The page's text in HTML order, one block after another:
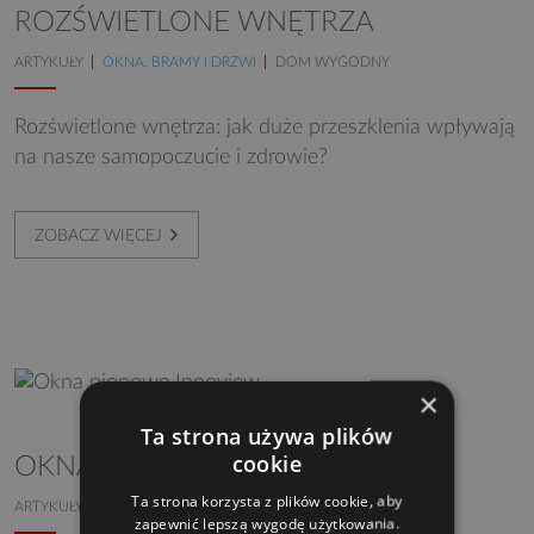
ROZŚWIETLONE WNĘTRZA
ARTYKUŁY OKNA, BRAMY I DRZWI DOM WYGODNY
Rozświetlone wnętrza: jak duże przeszklenia wpływają
na nasze samopoczucie i zdrowie?
ZOBACZ WIĘCEJ
OKNA PIONOWE INNOVIEW
ARTYKUŁY OKNA, BRAMY I DRZWI
×
Ta strona używa plików
cookie
Ta strona korzysta z plików cookie, aby
zapewnić lepszą wygodę użytkowania.